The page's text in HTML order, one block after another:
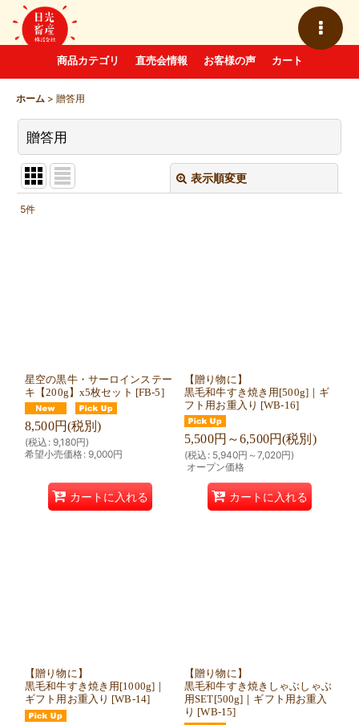
商品カテゴリ 直売会情報 お客様の声 カート
ホーム > 贈答用
贈答用
表示順変更
5件
星空の黒牛・サーロインステー
キ【200g】x5枚セット [FB-5]
8,500円(税別)
(税込 : 9,180円)
希望小売価格: 9,000円
カートに入れる
【贈り物に】
黒毛和牛すき焼き用[500g]｜ギ
フト用お重入り [WB-16]
5,500円 ～6,500円(税別)
(税込 : 5,940円 ～7,020円)
オープン価格
カートに入れる
【贈り物に】
黒毛和牛すき焼き用[1000g]｜
ギフト用お重入り [WB-14]
【贈り物に】
黒毛和牛すき焼きしゃぶしゃぶ
用SET[500g]｜ギフト用お重入
り [WB-15]